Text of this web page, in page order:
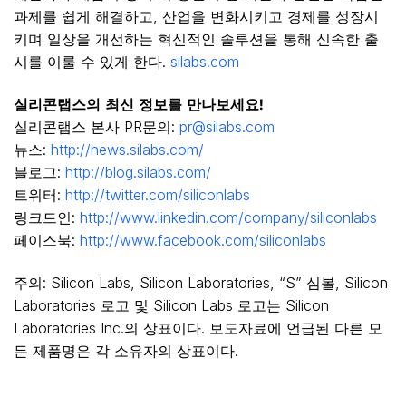
과제를 쉽게 해결하고, 산업을 변화시키고 경제를 성장시
키며 일상을 개선하는 혁신적인 솔루션을 통해 신속한 출
시를 이룰 수 있게 한다. silabs.com
실리콘랩스의 최신 정보를 만나보세요!
실리콘랩스 본사 PR문의: pr@silabs.com
뉴스: http://news.silabs.com/
블로그: http://blog.silabs.com/
트위터: http://twitter.com/siliconlabs
링크드인: http://www.linkedin.com/company/siliconlabs
페이스북: http://www.facebook.com/siliconlabs
주의: Silicon Labs, Silicon Laboratories, “S” 심볼, Silicon
Laboratories 로고 및 Silicon Labs 로고는 Silicon
Laboratories Inc.의 상표이다. 보도자료에 언급된 다른 모
든 제품명은 각 소유자의 상표이다.